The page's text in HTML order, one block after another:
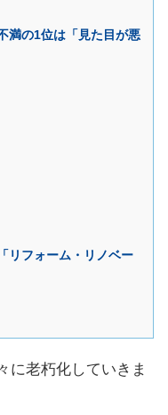
満の1位は「見た目が悪
リフォーム・リノベー
に老朽化していきま